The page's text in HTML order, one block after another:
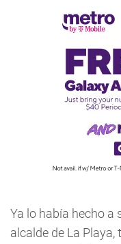
Ya lo había hecho a
alcalde de La